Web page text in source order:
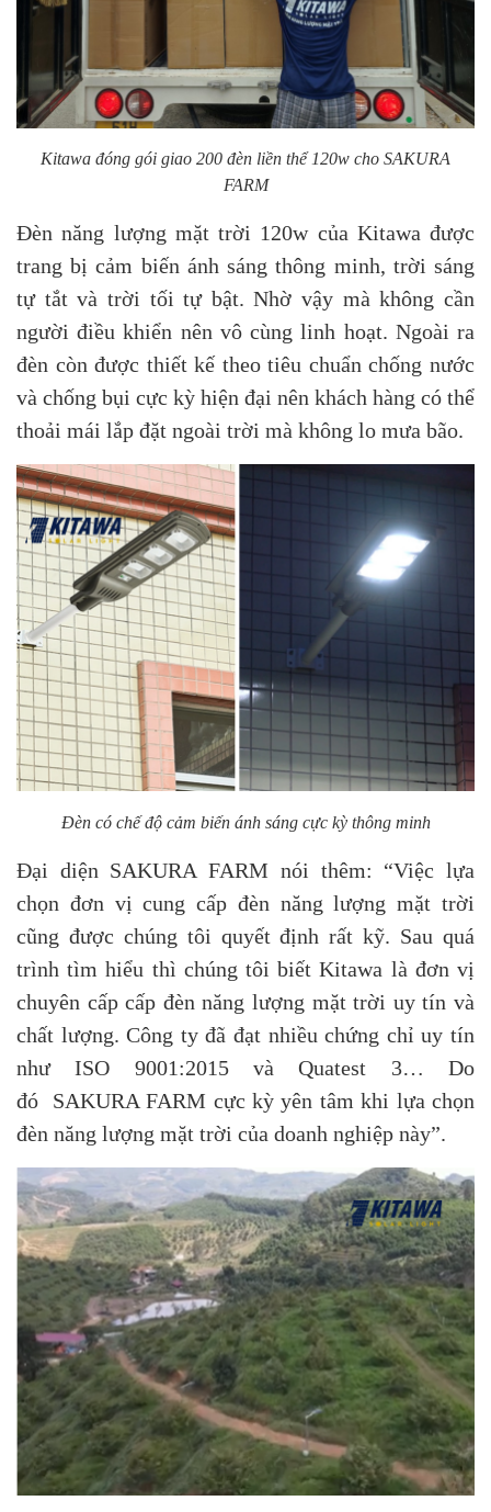
Kitawa đóng gói giao 200 đèn liền thể 120w cho SAKURA
FARM
Đèn năng lượng mặt trời 120w của Kitawa được
trang bị cảm biến ánh sáng thông minh, trời sáng
tự tắt và trời tối tự bật. Nhờ vậy mà không cần
người điều khiển nên vô cùng linh hoạt. Ngoài ra
đèn còn được thiết kế theo tiêu chuẩn chống nước
và chống bụi cực kỳ hiện đại nên khách hàng có thể
thoải mái lắp đặt ngoài trời mà không lo mưa bão.
Đèn có chế độ cảm biến ánh sáng cực kỳ thông minh
Đại diện SAKURA FARM nói thêm: “Việc lựa
chọn đơn vị cung cấp đèn năng lượng mặt trời
cũng được chúng tôi quyết định rất kỹ. Sau quá
trình tìm hiểu thì chúng tôi biết Kitawa là đơn vị
chuyên cấp cấp đèn năng lượng mặt trời uy tín và
chất lượng. Công ty đã đạt nhiều chứng chỉ uy tín
như ISO 9001:2015 và Quatest 3… Do
đó SAKURA FARM cực kỳ yên tâm khi lựa chọn
đèn năng lượng mặt trời của doanh nghiệp này”.